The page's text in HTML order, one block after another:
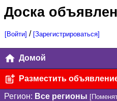
Доска
[Войти] / [Зарегистрироваться]
Домой
Разместить
Регион: Все регионы